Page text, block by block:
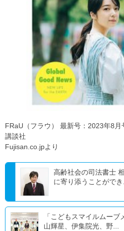
FRaU（フラウ） 最新号：2023年8
講談社
Fujisan.co.jpより
高齢社会の司法書士
に寄り添うことができ
「こどもスマイルムー
山輝星、伊集院光、野...